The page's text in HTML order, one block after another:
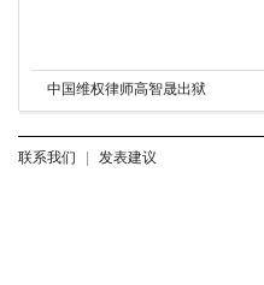
中国维权律师高智晟出狱
联系我们 | 发表建议